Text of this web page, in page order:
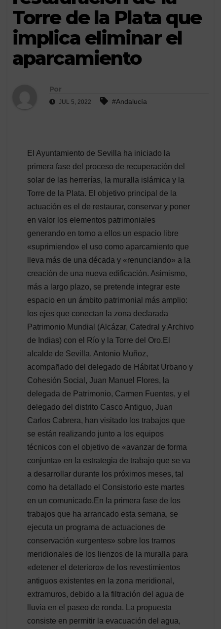
Torre de la Plata que
implica eliminar el
aparcamiento
Por
JUL 5, 2022 #Andalucía
El Ayuntamiento de Sevilla ha iniciado la
primera fase del proceso de recuperación del
solar de las herrerías, la muralla islámica y la
Torre de la Plata. El objetivo principal de la
actuación es el de restaurar, conservar y poner
en valor los elementos patrimoniales
generando en torno a ellos un espacio libre
«suprimiendo» el uso como aparcamiento que
lleva más de una década y «renunciando» a la
creación de una nueva edificación. Asimismo,
más a largo plazo, se pretende integrar este
espacio en un ámbito patrimonial más amplio:
los ejes que conectan la zona declarada
Patrimonio Mundial (Alcázar, Catedral y Archivo
de Indias) con el Río y la Torre del Oro.El
alcalde de Sevilla, Antonio Muñoz,
acompañado del delegado de Hábitat Urbano y
Cohesión Social, Juan Manuel Flores, la
delegada de Patrimonio, Carmen Fuentes, y el
delegado del distrito Casco Antiguo, Juan
Carlos Cabrera, han visitado los trabajos que
se están realizando junto a los equipos
técnicos con el objetivo de «avanzar de forma
conjunta» en la estrategia de trabajo que se va
a desarrollar durante los próximos meses, tal
como ha detallado el Consistorio este martes
en un comunicado.En la primera fase de los
trabajos que ha arrancado esta semana, se
ejecuta un programa de actuaciones de
conservación «urgentes» sobre los tramos
meridionales de los lienzos de la muralla para
«detener el deterioro» de los revestimientos
antiguos existentes en la zona meridional,
extramuros, debido a la filtración del agua de
lluvia en el paseo de ronda. La propuesta
consiste en permitir la evacuación del agua,